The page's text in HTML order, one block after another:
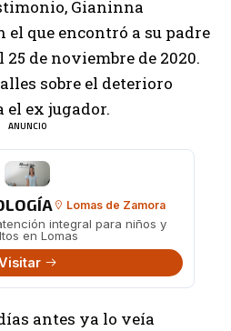
Gianinna
el que encontró a su padre
25 de noviembre de 2020.
sobre el deterioro
el ex jugador.
ANUNCIO
Lomas de Zamora
integral para niños y
en Lomas
antes ya lo veía